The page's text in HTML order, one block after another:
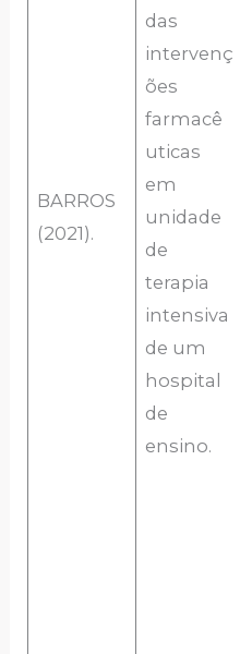
BARROS
(2021).
das
intervenç
ões
farmacê
uticas
em
unidade
de
terapia
intensiva
de um
hospital
de
ensino.